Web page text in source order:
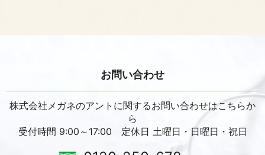
お問い合わせ
株式会社メガネのアントに関するお問い合わせはこちらか
ら
受付時間 9:00～17:00 定休日 土曜日・日曜日・祝日